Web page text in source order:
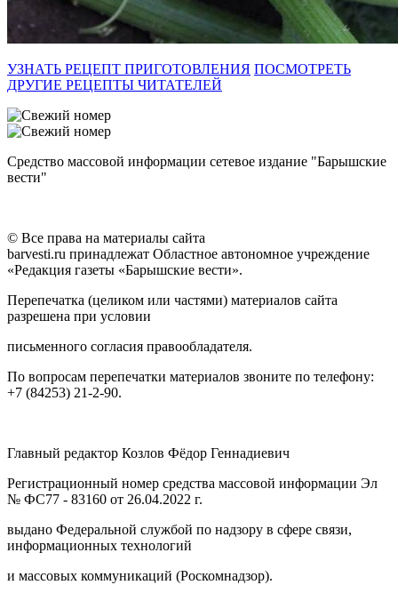
УЗНАТЬ РЕЦЕПТ ПРИГОТОВЛЕНИЯ ПОСМОТРЕТЬ
ДРУГИЕ РЕЦЕПТЫ ЧИТАТЕЛЕЙ
Средство массовой информации сетевое издание "Барышские
вести"
© Все права на материалы сайта
barvesti.ru принадлежат Областное автономное учреждение
«Редакция газеты «Барышские вести».
Перепечатка (целиком или частями) материалов сайта
разрешена при условии
письменного согласия правообладателя.
По вопросам перепечатки материалов звоните по телефону:
+7 (84253) 21-2-90.
Главный редактор Козлов Фёдор Геннадиевич
Регистрационный номер средства массовой информации Эл
№ ФС77 - 83160 от 26.04.2022 г.
выдано Федеральной службой по надзору в сфере связи,
информационных технологий
и массовых коммуникаций (Роскомнадзор).